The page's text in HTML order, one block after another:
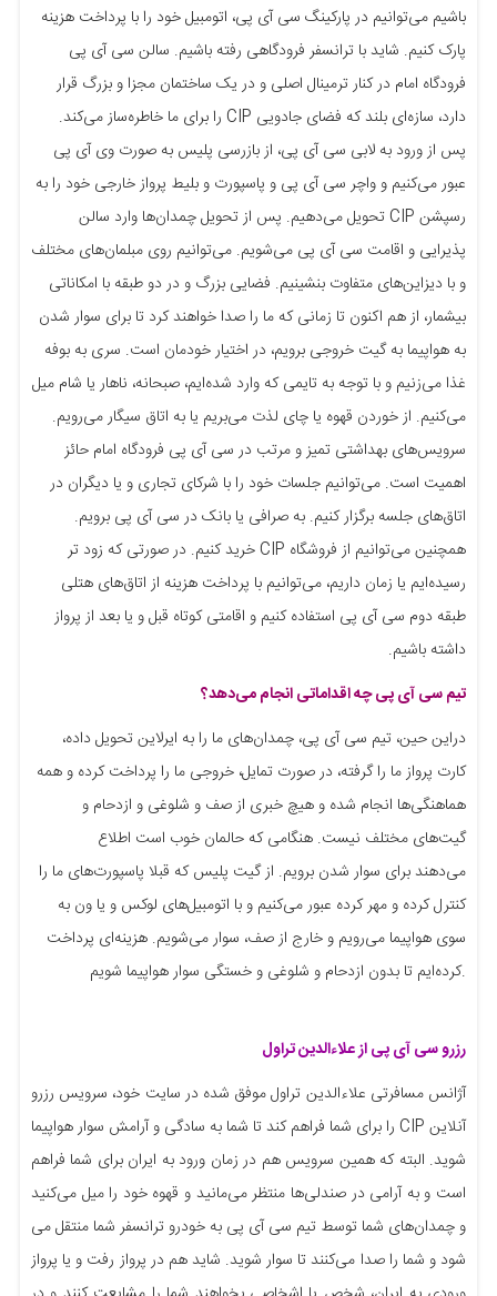
باشیم می‌توانیم در پارکینگ سی آی پی، اتومبیل خود را با پرداخت هزینه
پارک کنیم. شاید با ترانسفر فرودگاهی رفته باشیم. سالن سی آی پی
فرودگاه امام در کنار ترمینال اصلی و در یک ساختمان مجزا و بزرگ قرار
دارد، سازه‌ای بلند که فضای جادویی CIP را برای ما خاطره‌ساز می‌کند.
پس از ورود به لابی سی آی پی، از بازرسی پلیس به صورت وی آی پی
عبور می‌کنیم و واچر سی آی پی و پاسپورت و بلیط پرواز خارجی خود را به
رسپشن CIP تحویل می‌دهیم. پس از تحویل چمدان‌ها وارد سالن
پذیرایی و اقامت سی آی پی می‌شویم. می‌توانیم روی مبلمان‌های مختلف
و با دیزاین‌های متفاوت بنشینیم. فضایی بزرگ و در دو طبقه با امکاناتی
بیشمار، از هم اکنون تا زمانی که ما را صدا خواهند کرد تا برای سوار شدن
به هواپیما به گیت خروجی برویم، در اختیار خودمان است. سری به بوفه
غذا می‌زنیم و با توجه به تایمی که وارد شده‌ایم‌، صبحانه، ناهار یا شام میل
می‌کنیم. از خوردن قهوه یا چای لذت می‌بریم یا به اتاق سیگار می‌رویم.
سرویس‌های بهداشتی تمیز و مرتب در سی آی پی فرودگاه امام حائز
اهمیت است. می‌توانیم جلسات خود را با شرکای تجاری و یا دیگران در
اتاق‌های جلسه برگزار کنیم. به صرافی یا بانک در سی آی پی برویم.
همچنین می‌توانیم از فروشگاه CIP خرید کنیم. در صورتی که زود تر
رسیده‌ایم یا زمان داریم، می‌توانیم با پرداخت هزینه از اتاق‌های هتلی
طبقه دوم سی آی پی استفاده کنیم و اقامتی کوتاه قبل و یا بعد از پرواز
داشته باشیم.
تیم سی آی پی چه اقداماتی انجام می‌دهد؟
دراین حین، تیم سی آی پی، چمدان‌های ما را به ایرلاین تحویل داده،
کارت پرواز ما را گرفته، در صورت تمایل، خروجی ما را پرداخت کرده و همه
هماهنگی‌ها انجام شده و هیچ خبری از صف و شلوغی و ازدحام و
گیت‌های مختلف نیست. هنگامی که حالمان خوب است اطلاع
می‌دهند برای سوار شدن برویم. از گیت پلیس که قبلا پاسپورت‌های ما را
کنترل کرده و مهر کرده عبور می‌کنیم و با اتومبیل‌های لوکس و یا ون به
سوی هواپیما می‌رویم و خارج از صف، سوار می‌شویم. هزینه‌ای پرداخت
کرده‌ایم تا بدون ازدحام و شلوغی و خستگی سوار هواپیما شویم.
رزرو سی آی پی از علاءالدین تراول
آژانس مسافرتی علاءالدین تراول موفق شده در سایت خود، سرویس رزرو
آنلاین CIP را برای شما فراهم کند تا شما به سادگی و آرامش سوار هواپیما
شوید. البته که همین سرویس هم در زمان ورود به ایران برای شما فراهم
است و به آرامی در صندلی‌ها منتظر می‌مانید و قهوه خود را میل می‌کنید
و چمدان‌های شما توسط تیم سی آی پی به خودرو ترانسفر شما منتقل می
شود و شما را صدا می‌کنند تا سوار شوید. شاید هم در پرواز رفت و یا پرواز